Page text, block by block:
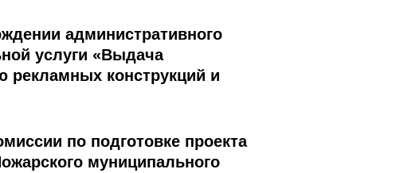
административного
услуги «Выдача
рекламных конструкций и
по подготовке проекта
муниципального